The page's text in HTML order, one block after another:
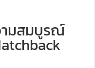
ามสมบูรณ์